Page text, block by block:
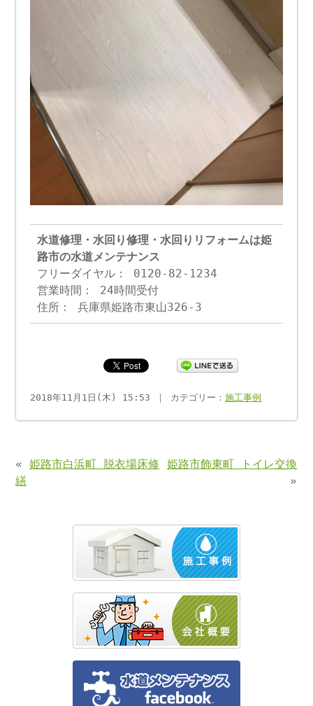
水道修理・水回り修理・水回りリフォームは姫
路市の水道メンテナンス
フリーダイヤル： 0120-82-1234
営業時間： 24時間受付
住所： 兵庫県姫路市東山326-3
2018年11月1日(木) 15:53 ｜ カテゴリー：施工事例
«姫路市白浜町 脱衣場床修
繕
姫路市飾東町 トイレ交換
»